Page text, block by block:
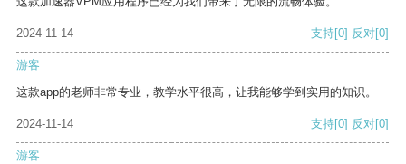
2024-11-14 支持[0] 反对[0]
游客
这款app的老师非常专业，教学水平很高，让我能够学到实用的知识。
2024-11-14 支持[0] 反对[0]
游客